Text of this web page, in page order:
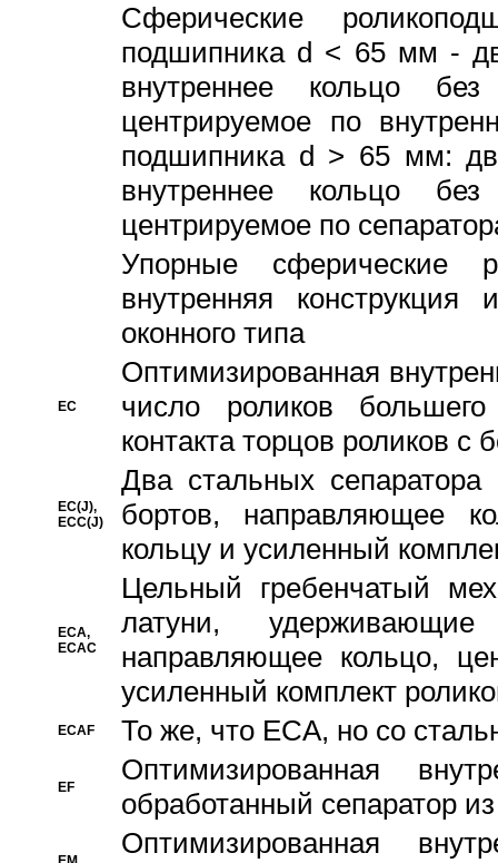
Сферические
подшипника d < 65 мм -
внутреннее кольцо
центрируемое по
подшипника d > 65 мм:
внутреннее кольцо
центрируемое по
Упорные сферические
внутренняя
оконного типа
EC
Oптимизированная
число роликов
контакта торцов роликов с
EC(J),
ECC(J)
Два стальных сепаратора
бортов, направляющее
кольцу и усиленный
ECA,
ECAC
Цельный гребенчатый
латуни,
направляющее кольцо,
усиленный комплект
ECAF То же, что ECA, но со
EF
Оптимизированная
обработанный сепаратор
Оптимизированная